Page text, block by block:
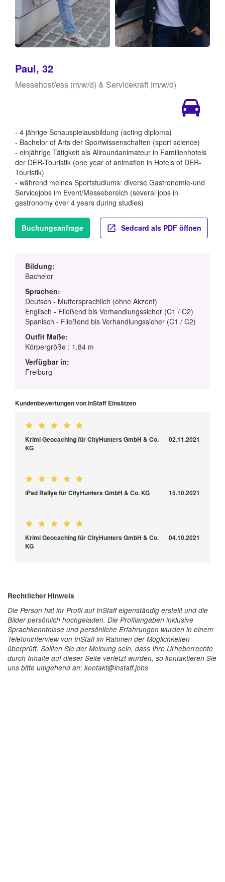
Paul, 32
Messehost/ess (m/w/d) & Servicekraft (m/w/d)
- 4 jährige Schauspielausbildung (acting diploma)
- Bachelor of Arts der Sportwissenschaften (sport science)
- einjährige Tätigkeit als Allroundanimateur in Familienhotels
der DER-Touristik (one year of animation in Hotels of DER-
Touristik)
- während meines Sportstudiums: diverse Gastronomie-und
Servicejobs im Event/Messebereich (several jobs in
gastronomy over 4 years during studies)
Buchungsanfrage Sedcard als PDF öffnen
Bildung:
Bachelor
Sprachen:
Deutsch - Muttersprachlich (ohne Akzent)
Englisch - Fließend bis Verhandlungssicher (C1 / C2)
Spanisch - Fließend bis Verhandlungssicher (C1 / C2)
Outfit Maße:
Körpergröße : 1,84 m
Verfügbar in:
Freiburg
Kundenbewertungen von InStaff Einsätzen
Krimi Geocaching für CityHunters GmbH & Co.
KG
02.11.2021
iPad Rallye für CityHunters GmbH & Co. KG 15.10.2021
Krimi Geocaching für CityHunters GmbH & Co.
KG
04.10.2021
Rechtlicher Hinweis
Die Person hat ihr Profil auf InStaff eigenständig erstellt und die
Bilder persönlich hochgeladen. Die Profilangaben inklusive
Sprachkenntnisse und persönliche Erfahrungen wurden in einem
Telefoninterview von InStaff im Rahmen der Möglichkeiten
überprüft. Sollten Sie der Meinung sein, dass Ihre Urheberrechte
durch Inhalte auf dieser Seite verletzt wurden, so kontaktieren Sie
uns bitte umgehend an: kontakt@instaff.jobs